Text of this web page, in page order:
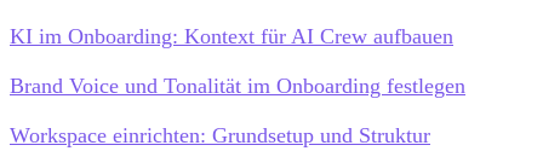
KI im Onboarding: Kontext für AI Crew aufbauen
Brand Voice und Tonalität im Onboarding festlegen
Workspace einrichten: Grundsetup und Struktur